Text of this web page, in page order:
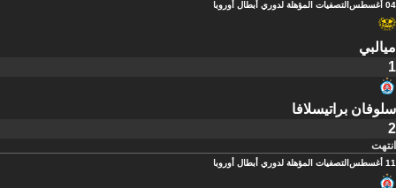
04 أغسطس التصفيات المؤهلة لدوري أبطال أوروبا
ميالبي
1
سلوفان براتيسلافا
2
انتهت
11 أغسطس التصفيات المؤهلة لدوري أبطال أوروبا